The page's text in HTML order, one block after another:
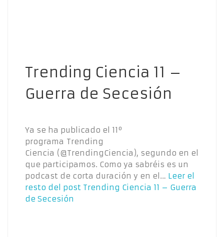
Trending Ciencia 11 –
Guerra de Secesión
Ya se ha publicado el 11º
programa Trending
Ciencia (@TrendingCiencia), segundo en el
que participamos. Como ya sabréis es un
podcast de corta duración y en el… Leer el
resto del post Trending Ciencia 11 – Guerra
de Secesión